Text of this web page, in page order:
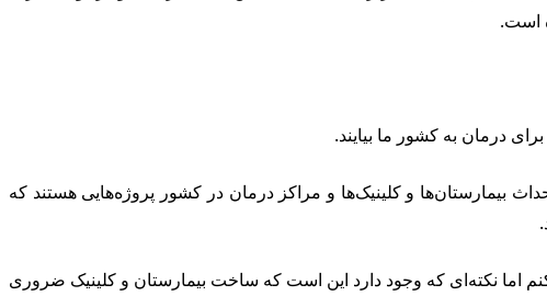
است.
درمان به کشور ما بیایند.
و کلینیک‌ها و مراکز درمان در کشور پروژه‌هایی هستند که
اما نکته‌ای که وجود دارد این است که ساخت بیمارستان و کلینیک ضروری